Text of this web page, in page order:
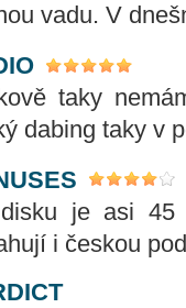
vadu. V
taky
dabing taky v
je asi 45
i českou